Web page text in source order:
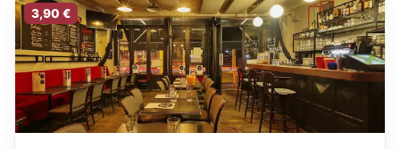
3,90 €